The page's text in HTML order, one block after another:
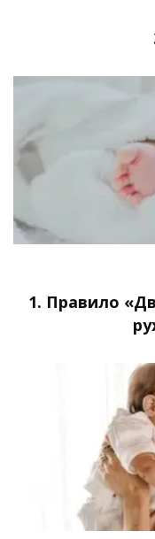
1. Правило